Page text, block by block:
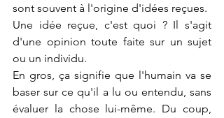
sont souvent à l'origine d'idées reçues.
Une idée reçue, c'est quoi ? Il s'agit
d'une opinion toute faite sur un sujet
ou un individu.
En gros, ça signifie que l'humain va se
baser sur ce qu'il a lu ou entendu, sans
évaluer la chose lui-même. Du coup,